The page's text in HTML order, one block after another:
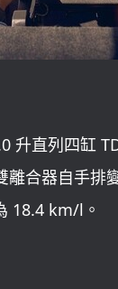
升直列四缸
離合器自手
18.4 km/l。